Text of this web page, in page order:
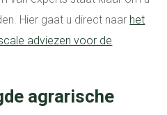
Hier gaat u direct naar het
adviezen voor de
agrarische